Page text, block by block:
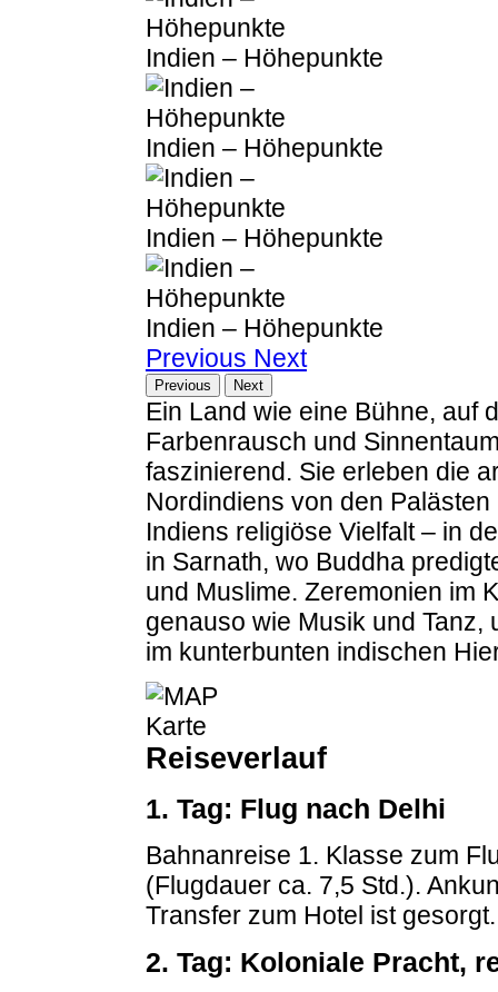
Indien – Höhepunkte
Indien – Höhepunkte
Indien – Höhepunkte
Indien – Höhepunkte
Previous Next
Previous Next
Ein Land wie eine Bühne, auf
Farbenrausch und
faszinierend. Sie erleben die
Nordindiens von den
Indiens religiöse Vielfalt – in
in Sarnath, wo Buddha
und Muslime. Zeremonien im
genauso wie Musik und Tanz,
im kunterbunten indischen
Reiseverlauf
1. Tag: Flug nach Delhi
Bahnanreise 1. Klasse zum
(Flugdauer ca. 7,5 Std.).
Transfer zum Hotel ist
2. Tag: Koloniale Pracht,